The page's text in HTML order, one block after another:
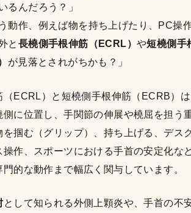
るんだろう？」
動作、例えば物を持ち上げたり、PC操
と 長橈側手根伸筋（ECRL） や短橈側手
が見落とされがちかも？」
（ECRL）と短橈側手根伸筋（ECRB）
側に位置し、手関節の伸展や橈屈を担う
を掴む（グリップ）、持ち上げる、デス
操作、スポーツにおける手首の安定化な
門的な動作まで幅広く関与しています。
として知られる外側上顆炎や、手首の不